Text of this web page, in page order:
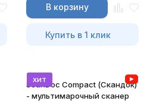
В корзину
Купить в 1 клик
хит
ScanDoc Compact (Скандок)
- мультимарочный сканер